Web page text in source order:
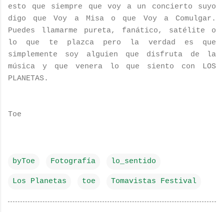
esto que siempre que voy a un concierto suyo
digo que Voy a Misa o que Voy a Comulgar.
Puedes llamarme pureta, fanático, satélite o
lo que te plazca pero la verdad es que
simplemente soy alguien que disfruta de la
música y que venera lo que siento con LOS
PLANETAS.
Toe
byToe Fotografía lo_sentido
Los Planetas toe Tomavistas Festival